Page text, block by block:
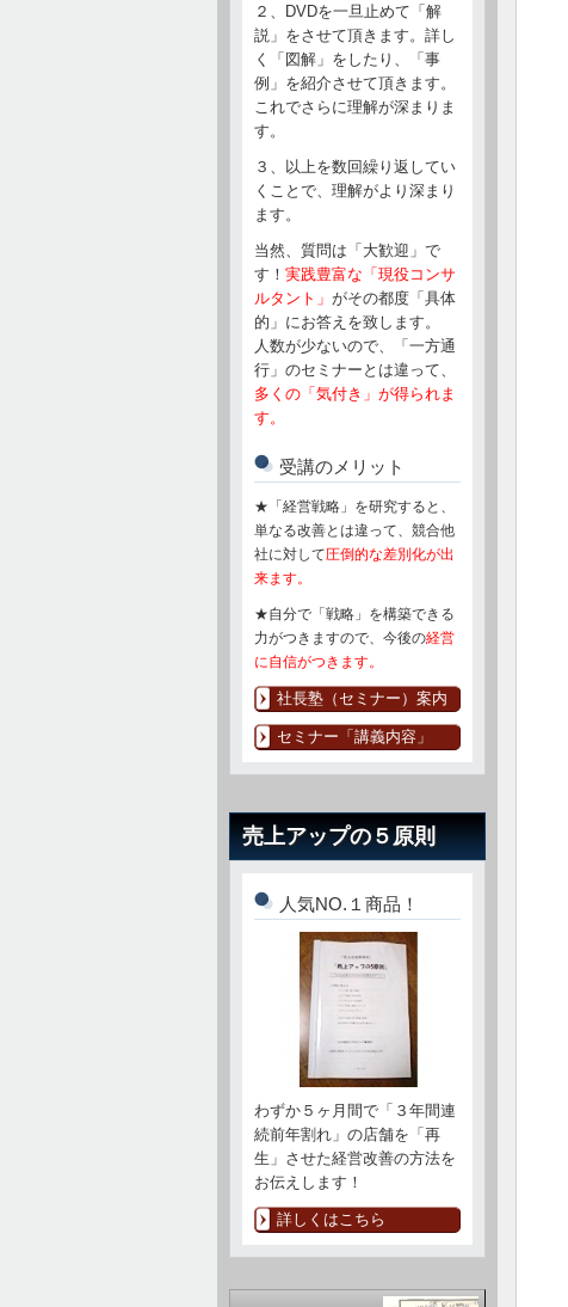
２、DVDを一旦止めて「解
説」をさせて頂きます。詳し
く「図解」をしたり、「事
例」を紹介させて頂きます。
これでさらに理解が深まりま
す。
３、以上を数回繰り返してい
くことで、理解がより深まり
ます。
当然、質問は「大歓迎」で
す！ 実践豊富な「現役コンサ
ルタント」 がその都度「具体
的」にお答えを致します。
人数が少ないので、「一方通
行」のセミナーとは違って、
多くの「気付き」が得られま
す。
受講のメリット
★「経営戦略」を研究すると、
単なる改善とは違って、競合他
社に対して圧倒的な差別化が出
来ます。
★自分で「戦略」を構築できる
力がつきますので、今後の経営
に自信がつきます。
社長塾（セミナー）案内
セミナー「講義内容」
売上アップの５原則
人気NO.１商品！
わずか５ヶ月間で「３年間連
続前年割れ」の店舗を「再
生」させた経営改善の方法を
お伝えします！
詳しくはこちら